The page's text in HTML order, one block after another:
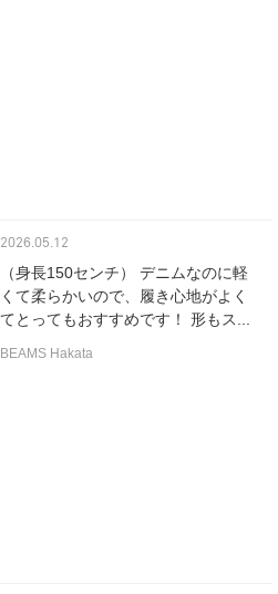
2026.05.12
（身長150センチ） デニムなのに軽
くて柔らかいので、履き心地がよく
てとってもおすすめです！ 形もス...
BEAMS Hakata